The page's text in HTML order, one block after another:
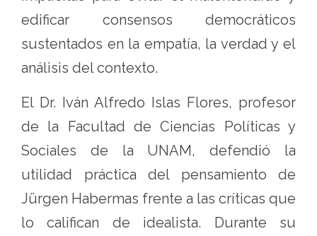
edificar consensos democráticos
sustentados en la empatía, la verdad y el
análisis del contexto.
El Dr. Iván Alfredo Islas Flores, profesor
de la Facultad de Ciencias Políticas y
Sociales de la UNAM, defendió la
utilidad práctica del pensamiento de
Jürgen Habermas frente a las críticas que
lo califican de idealista. Durante su